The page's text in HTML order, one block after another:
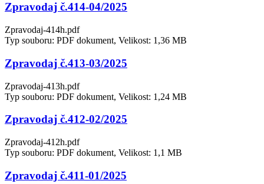
Zpravodaj č.414-04/2025
Zpravodaj-414h.pdf
Typ souboru: PDF dokument, Velikost: 1,36 MB
Zpravodaj č.413-03/2025
Zpravodaj-413h.pdf
Typ souboru: PDF dokument, Velikost: 1,24 MB
Zpravodaj č.412-02/2025
Zpravodaj-412h.pdf
Typ souboru: PDF dokument, Velikost: 1,1 MB
Zpravodaj č.411-01/2025